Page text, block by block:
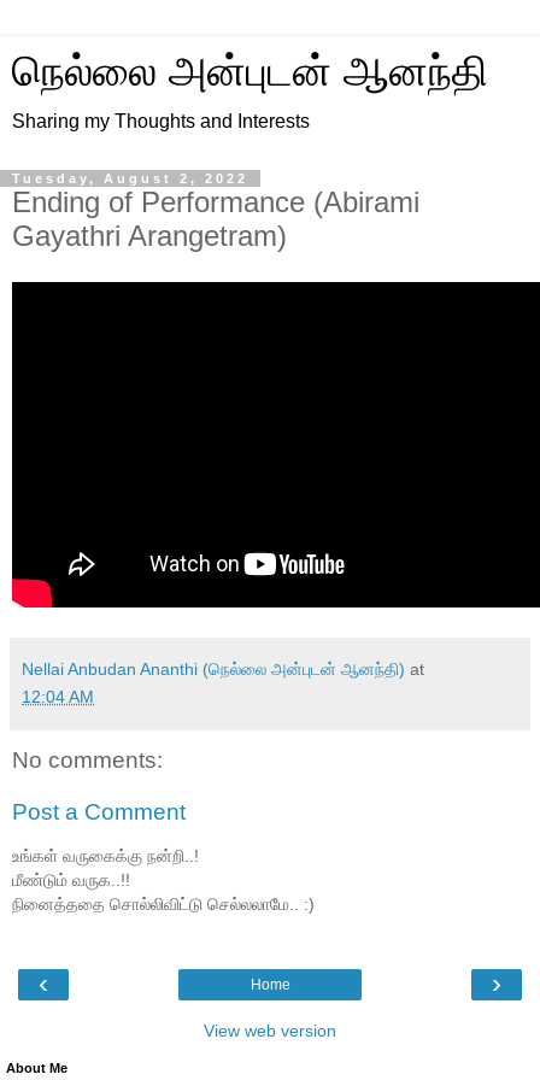
நெல்லை அன்புடன் ஆனந்தி
Sharing my Thoughts and Interests
Tuesday, August 2, 2022
Ending of Performance (Abirami
Gayathri Arangetram)
Nellai Anbudan Ananthi (நெல்லை அன்புடன் ஆனந்தி) at
12:04 AM
No comments:
Post a Comment
உங்கள் வருகைக்கு நன்றி..!
மீண்டும் வருக..!!
நினைத்ததை சொல்லிவிட்டு செல்லலாமே.. :)
‹ ›
Home
View web version
About Me